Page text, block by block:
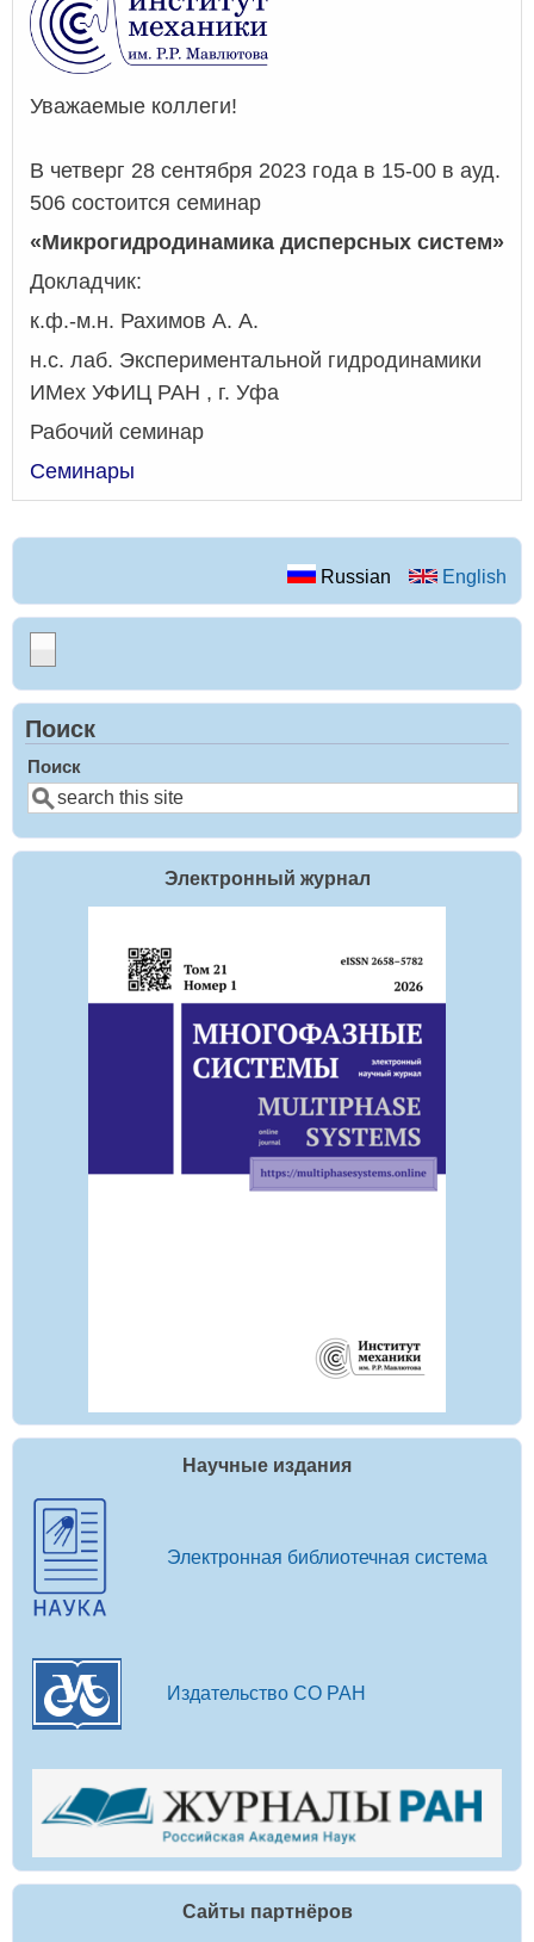
Уважаемые коллеги!
В четверг 28 сентября 2023 года в 15-00 в ауд.
506 состоится семинар
«Микрогидродинамика дисперсных систем»
Докладчик:
к.ф.-м.н. Рахимов А. А.
н.с. лаб. Экспериментальной гидродинамики
ИМех УФИЦ РАН , г. Уфа
Рабочий семинар
Семинары
Russian English
Поиск
Поиск
Электронный журнал
Научные издания
Электронная библиотечная система
Издательство СО РАН
Сайты партнёров